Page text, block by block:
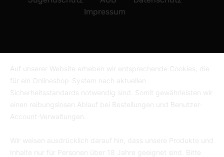
Impressum
Auf unserer Website erheben wir entsprechende Cookies, die
für ein Onlineshop-System nach aktuellen
Sicherheitsstandards notwendig sind. Somit gewährleisten wir
einen reibungslosen Ablauf bei Bestellungen und Benutzer-
Account-Verwaltungen.
Wir weisen ausdrücklich darauf hin, dass unsere Produkte und
Inhalte nur für Personen über 18 Jahre geeignet sind. Bitte